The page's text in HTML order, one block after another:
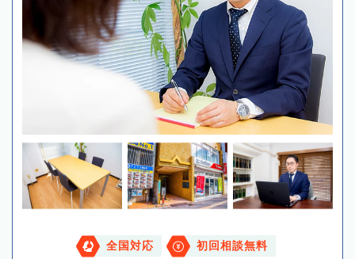
全国対応 初回相談無料